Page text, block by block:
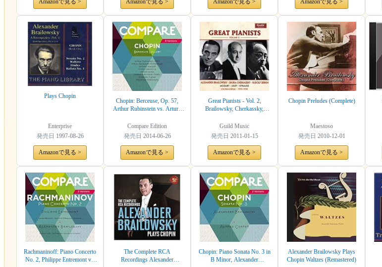
Amazonで見る > Amazonで見る > Amazonで見る > Amazonで見る >
Plays Chopin
Enterprise
発売日 1997-08-26
Amazonで見る >
Chopin: Berceuse, Op. 57,
Arthur Rubinstein vs. Arturo
Wilhelm Kempff vs. Walter
Gieseking vs. Alfred Cortot vs.
Arthur Rubinstein vs. Solomon
Cutner vs. Alexander
Brailowsky (Compare 8
Versions)
Compare Edition
発売日 2014-06-26
Amazonで見る >
Great Pianists - Vol. 2,
Brailowsky, Cherkassky,
Guild Music
発売日 2011-01-15
Amazonで見る >
Chopin Preludes (Complete)
Maestoso
発売日 2010-12-01
Amazonで見る >
Rachmaninoff: Piano Concerto
No. 2, Philippe Entremont vs.
The Complete RCA
Recordings Alexander
Chopin: Piano Sonata No. 3 in
B Minor, Alexander
Alexander Brailowsky Plays
Chopin Waltzes (Remastered)